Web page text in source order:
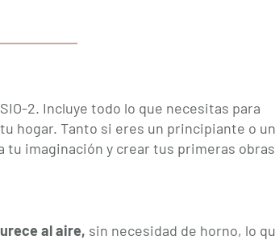
2. Incluye todo lo que necesitas para
hogar. Tanto si eres un principiante o un
imaginación y crear tus primeras
al aire, sin necesidad de horno, lo